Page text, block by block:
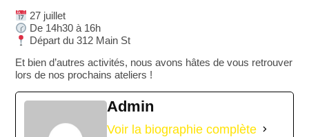
27 juillet
De 14h30 à 16h
Départ du 312 Main St
Et bien d’autres activités, nous avons hâtes de vous retrouver
lors de nos prochains ateliers !
Admin
Voir la biographie complète